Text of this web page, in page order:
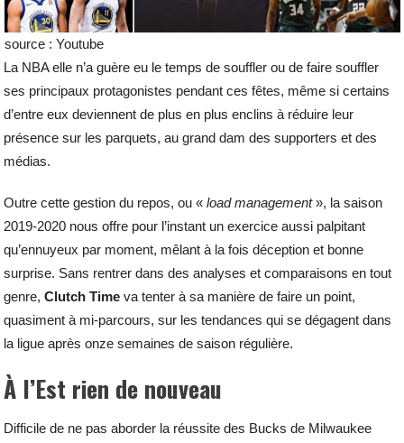
source : Youtube
La NBA elle n’a guère eu le temps de souffler ou de faire souffler
ses principaux protagonistes pendant ces fêtes, même si certains
d’entre eux deviennent de plus en plus enclins à réduire leur
présence sur les parquets, au grand dam des supporters et des
médias.
Outre cette gestion du repos, ou «load management», la saison
2019-2020 nous offre pour l’instant un exercice aussi palpitant
qu’ennuyeux par moment, mêlant à la fois déception et bonne
surprise. Sans rentrer dans des analyses et comparaisons en tout
genre,Clutch Time va tenter à sa manière de faire un point,
quasiment à mi-parcours, sur les tendances qui se dégagent dans
la ligue après onze semaines de saison régulière.
À l’Est rien de nouveau
Difficile de ne pas aborder la réussite des Bucks de Milwaukee